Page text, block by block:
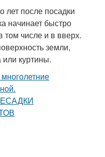
лет после посадки
начинает быстро
том числе и в вверх.
земли,
или куртины.